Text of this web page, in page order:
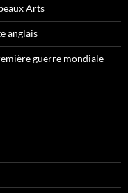
Arts
anglais
guerre mondiale